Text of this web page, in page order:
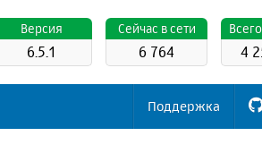
4
Cейчас в сети
6 764
Версия
6.5.1
Поддержка